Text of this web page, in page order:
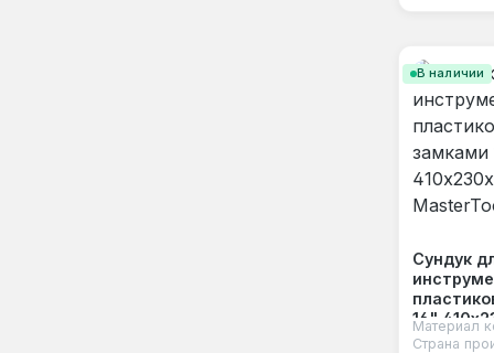
В наличии
Сундук
16"
Материал
Страна